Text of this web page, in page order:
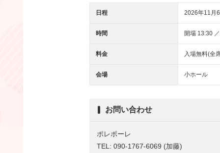
日程 2026年11月
時間 開場 13:30
料金 入場無料(全
会場 小ホール
お問い合わせ
ポレポーレ
TEL: 090-1767-6069 (加藤)